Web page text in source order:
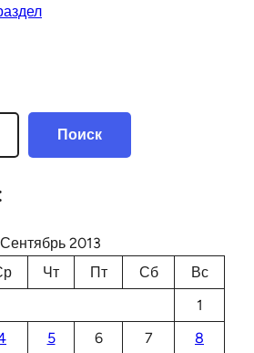
Поиск
Сентябрь 2013
Чт Пт Сб
Вс
1
5 6 7
8